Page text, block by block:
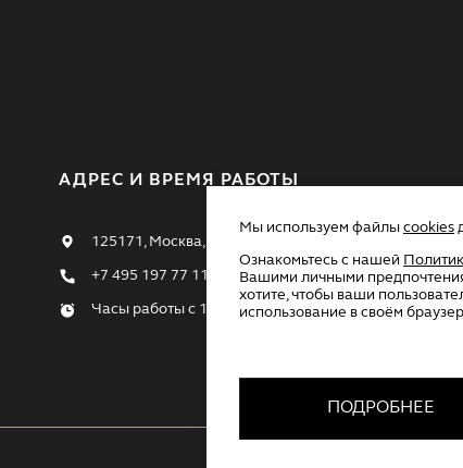
АДРЕС И ВРЕМЯ РАБОТЫ
125171, Москва, Ленинградское шоссе, 16а, стр.4
+7 495 197 77 11
Часы работы с 10:00 до 23:00
Мы используем файлы cookies
Ознакомьтесь с нашей
Вашими личными
хотите, чтобы ваши
использование в своём
ПОДРОБНЕЕ